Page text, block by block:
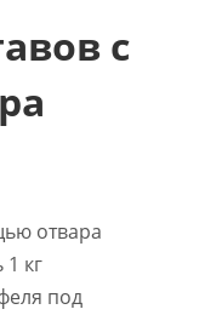
с
отвара
кг
под